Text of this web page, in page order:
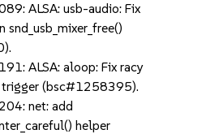
ALSA: usb-audio: Fix
ALSA: aloop: Fix racy
trigger (bsc#1258395).
net: add
helper